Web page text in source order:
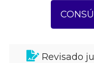
Revisado